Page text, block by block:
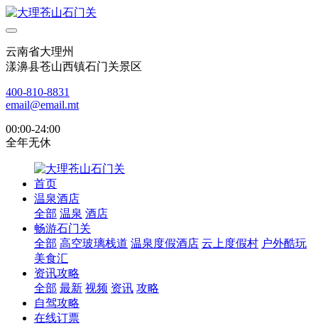
云南省大理州
漾濞县苍山西镇石门关景区
400-810-8831
email@email.mt
00:00-24:00
全年无休
首页
温泉酒店
全部 温泉 酒店
畅游石门关
全部 高空玻璃栈道 温泉度假酒店 云上度假村 户外酷玩
美食汇
资讯攻略
全部 最新 视频 资讯 攻略
自驾攻略
在线订票